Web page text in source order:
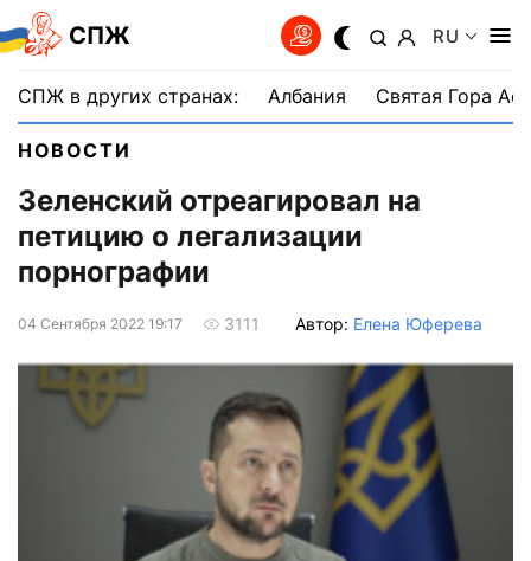
СПЖ RU
СПЖ в других странах: Албания Святая Гора
НОВОСТИ
Зеленский отреагировал на
петицию о легализации
порнографии
04 Сентября 2022 19:17 3111 Автор: Елена Юферева